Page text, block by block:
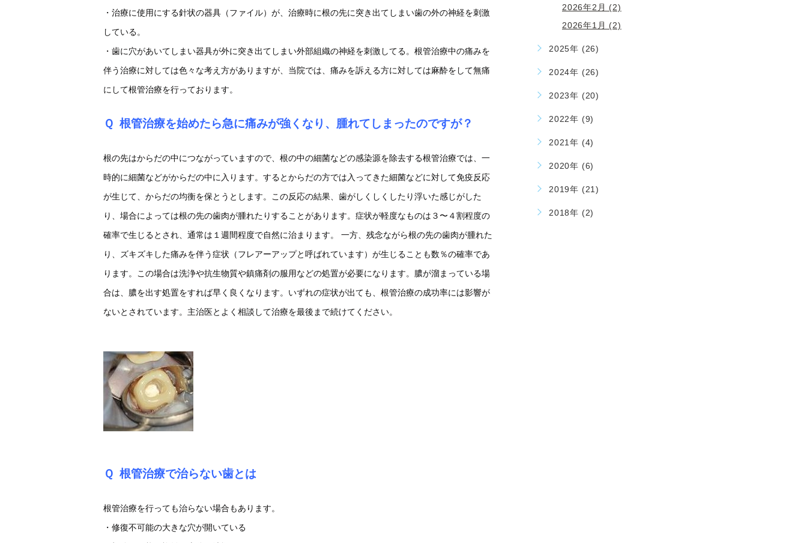
・治療に使用にする針状の器具（ファイル）が、治療時に根の先に突き出てしまい歯の外の神経を刺激
している。
・歯に穴があいてしまい器具が外に突き出てしまい外部組織の神経を刺激してる。根管治療中の痛みを
伴う治療に対しては色々な考え方がありますが、当院では、痛みを訴える方に対しては麻酔をして無痛
にして根管治療を行っております。
Ｑ 根管治療を始めたら急に痛みが強くなり、腫れてしまったのですが？
根の先はからだの中につながっていますので、根の中の細菌などの感染源を除去する根管治療では、一
時的に細菌などがからだの中に入ります。するとからだの方では入ってきた細菌などに対して免疫反応
が生じて、からだの均衡を保とうとします。この反応の結果、歯がしくしくしたり浮いた感じがした
り、場合によっては根の先の歯肉が腫れたりすることがあります。症状が軽度なものは３〜４割程度の
確率で生じるとされ、通常は１週間程度で自然に治まります。 一方、残念ながら根の先の歯肉が腫れた
り、ズキズキした痛みを伴う症状（フレアーアップと呼ばれています）が生じることも数％の確率であ
ります。この場合は洗浄や抗生物質や鎮痛剤の服用などの処置が必要になります。膿が溜まっている場
合は、膿を出す処置をすれば早く良くなります。いずれの症状が出ても、根管治療の成功率には影響が
ないとされています。主治医とよく相談して治療を最後まで続けてください。
Ｑ 根管治療で治らない歯とは
根管治療を行っても治らない場合もあります。
・修復不可能の大きな穴が開いている
2026年2月 (2)
2026年1月 (2)
2025年 (26)
2024年 (26)
2023年 (20)
2022年 (9)
2021年 (4)
2020年 (6)
2019年 (21)
2018年 (2)